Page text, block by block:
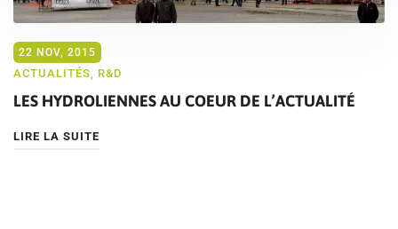
22 NOV, 2015
ACTUALITÉS, R&D
LES HYDROLIENNES AU COEUR DE L’ACTUALITÉ
LIRE LA SUITE